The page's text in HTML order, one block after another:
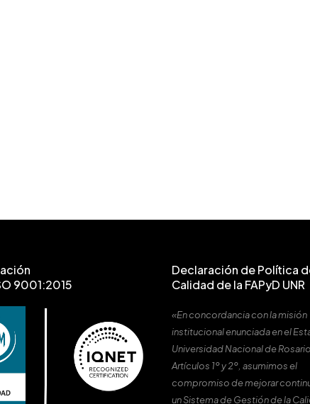
9001:2015
Declaración de Política
Calidad de la FAPyD UNR
«En concordancia con la misión
institucional enunciada en el
Universidad Nacional de
Artículos 1º y 2º, asumimos el
compromiso de mejorar
un Sistema de Gestión de la